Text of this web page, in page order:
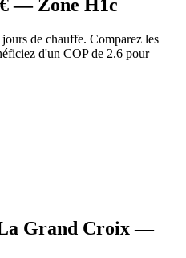
€ — Zone H1c
de chauffe. Comparez les
d'un COP de 2.6 pour
Grand Croix—